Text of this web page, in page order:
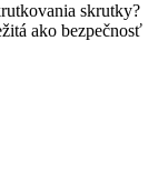
skrutky?
ako bezpečnosť